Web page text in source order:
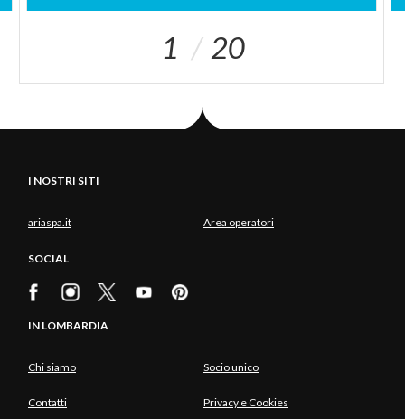
1 20
I NOSTRI SITI
ariaspa.it Area operatori
SOCIAL
IN LOMBARDIA
Chi siamo Socio unico
Contatti Privacy e Cookies